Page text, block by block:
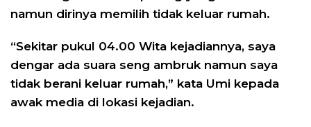
namun dirinya memilih tidak keluar rumah.
“Sekitar pukul 04.00 Wita kejadiannya, saya
dengar ada suara seng ambruk namun saya
tidak berani keluar rumah,” kata Umi kepada
awak media di lokasi kejadian.